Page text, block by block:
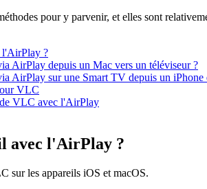
pour y parvenir, et elles sont
?
AirPlay depuis un Mac vers un téléviseur ?
AirPlay sur une Smart TV depuis un iPhone
VLC
VLC avec l'AirPlay
avec l'AirPlay ?
sur les appareils iOS et macOS.